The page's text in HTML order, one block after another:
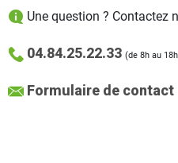
Une question ? Contactez
04.84.25.22.33 (de 8h au
Formulaire de contact